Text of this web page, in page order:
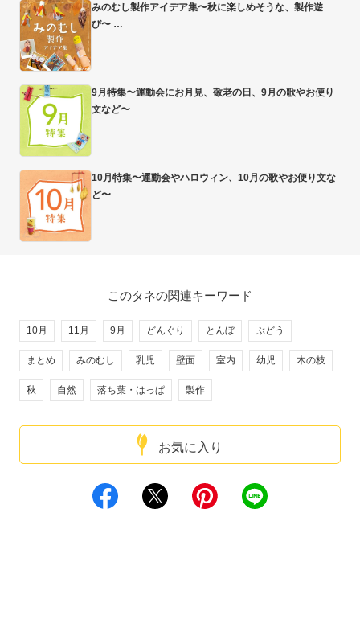
みのむし製作アイデア集〜秋に楽しめそうな、製作遊
び〜
9月特集〜運動会にお月見、敬老の日、9月の歌やお便り
文など〜
10月特集〜運動会やハロウィン、10月の歌やお便り文な
ど〜
お気に入り
このタネの関連キーワード
10月 11月 9月 どんぐり とんぼ ぶどう
まとめ みのむし 乳児 壁面 室内 幼児 木の枝
秋 自然 落ち葉・はっぱ 製作